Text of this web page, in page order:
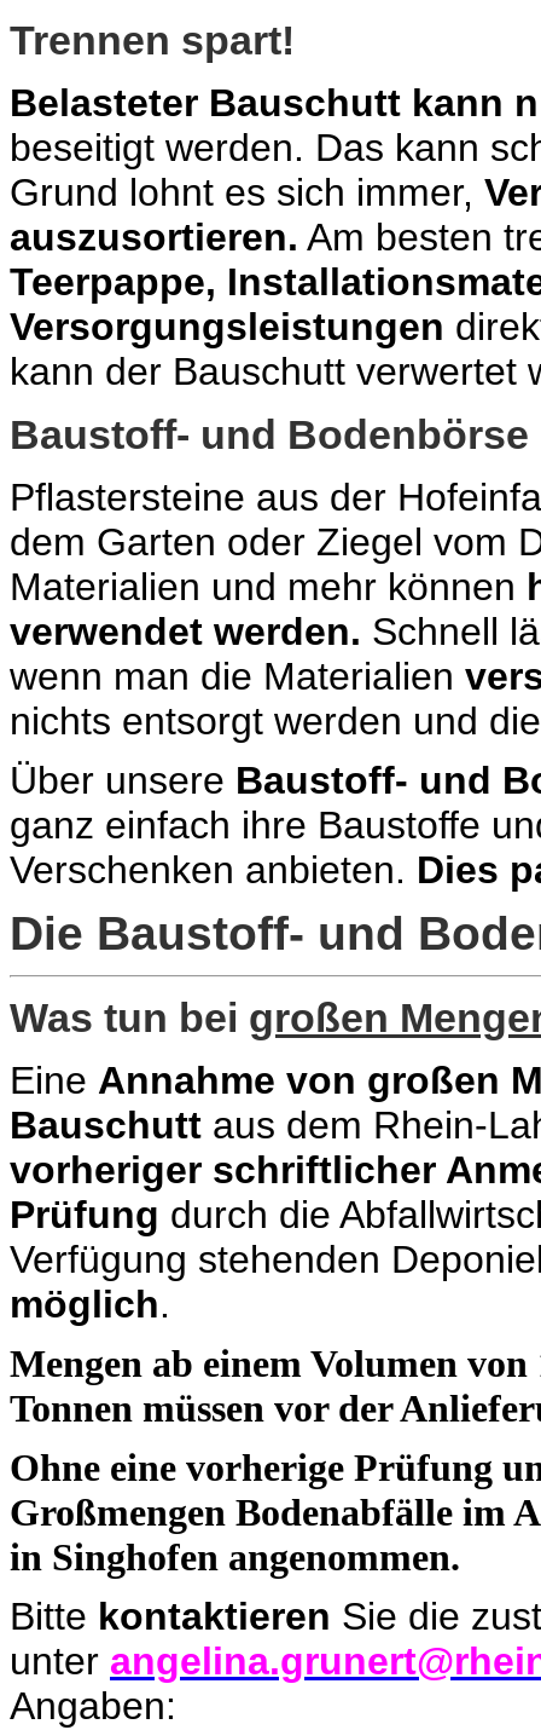
Trennen spart!
Belasteter Bauschutt kann
beseitigt werden. Das kann
Grund lohnt es sich immer,
auszusortieren. Am besten
Teerpappe,
Versorgungsleistungen
kann der Bauschutt verwertet
Baustoff- und Bodenbörse
Pflastersteine aus der
dem Garten oder Ziegel vom
Materialien und mehr können
verwendet werden. Schnell
wenn man die Materialien
nichts entsorgt werden und
Über unsere Baustoff- und
ganz einfach ihre Baustoffe
Verschenken anbieten. Dies
Die Baustoff- und
Was tun bei großen
Eine Annahme von großen
Bauschutt aus dem Rhein-
vorheriger schriftlicher
Prüfung durch die
Verfügung stehenden
möglich.
Mengen ab einem Volumen
Tonnen müssen vor der
Ohne eine vorherige Prüfung
Großmengen Bodenabfälle im
in Singhofen angenommen.
Bitte kontaktieren Sie die
unter
Angaben: